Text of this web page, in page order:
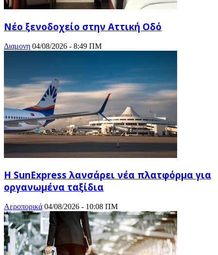
Νέο ξενοδοχείο στην Αττική Οδό
Διαμονη 04/08/2026 - 8:49 ΠΜ
Η SunExpress λανσάρει νέα πλατφόρμα για
οργανωμένα ταξίδια
Αεροπορικά 04/08/2026 - 10:08 ΠΜ